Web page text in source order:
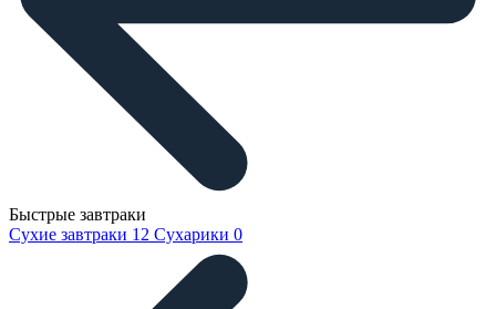
Быстрые завтраки
Сухие завтраки 12 Сухарики 0